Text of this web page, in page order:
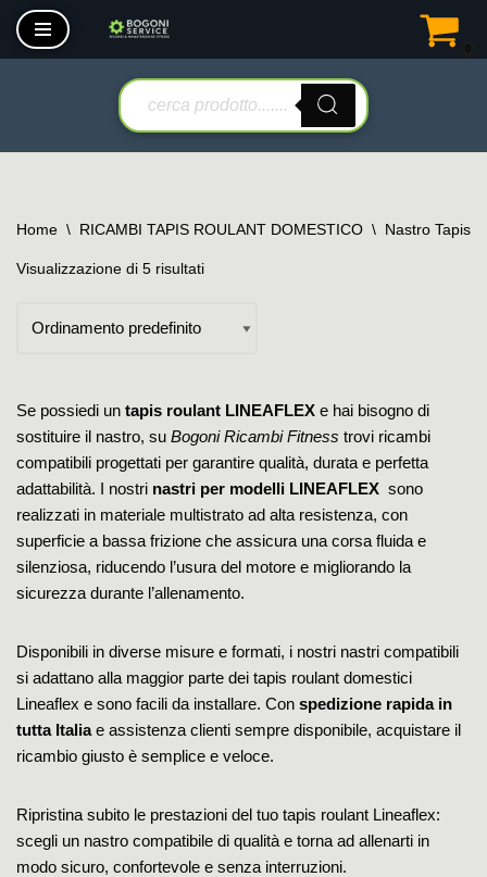
Vai
Home \ RICAMBI TAPIS ROULANT DOMESTICO \ Nastro Tapis
Visualizzazione di 5 risultati
Se possiedi un tapis roulant LINEAFLEX e hai bisogno di
sostituire il nastro, su Bogoni Ricambi Fitness trovi ricambi
compatibili progettati per garantire qualità, durata e perfetta
adattabilità. I nostri nastri per modelli LINEAFLEX sono
realizzati in materiale multistrato ad alta resistenza, con
superficie a bassa frizione che assicura una corsa fluida e
silenziosa, riducendo l’usura del motore e migliorando la
sicurezza durante l’allenamento.
Disponibili in diverse misure e formati, i nostri nastri compatibili
si adattano alla maggior parte dei tapis roulant domestici
Lineaflex e sono facili da installare. Con spedizione rapida in
tutta Italiae assistenza clienti sempre disponibile, acquistare il
ricambio giusto è semplice e veloce.
Ripristina subito le prestazioni del tuo tapis roulant Lineaflex:
scegli un nastro compatibile di qualità e torna ad allenarti in
modo sicuro, confortevole e senza interruzioni.